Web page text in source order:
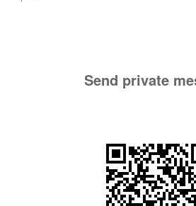
Send private